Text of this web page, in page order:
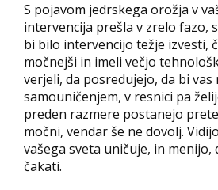
S pojavom jedrskega orožja v
intervencija prešla v zrelo fazo,
bi bilo intervencijo težje izvesti,
močnejši in imeli večjo
verjeli, da posredujejo, da bi
samouničenjem, v resnici pa
preden razmere postanejo
močni, vendar še ne dovolj.
vašega sveta uničuje, in menijo,
čakati.